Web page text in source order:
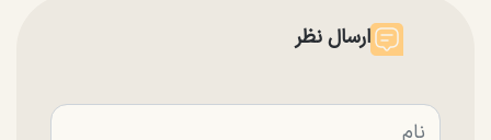
ارسال نظر